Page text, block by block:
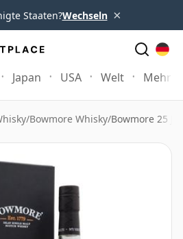
Staaten?Wechseln ×
Japan USA Welt Mehr
/Bowmore Whisky/Bowmore 25